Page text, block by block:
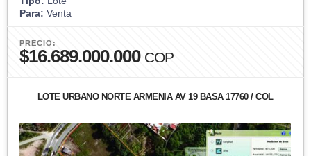
Para: Venta
PRECIO:
$16.689.000.000 COP
LOTE URBANO NORTE ARMENIA AV 19 BASA 17760 / COL